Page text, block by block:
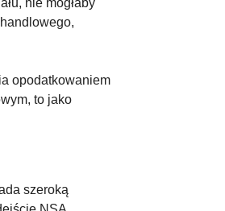
nie mogłaby
opodatkowaniem
to jako
szeroką